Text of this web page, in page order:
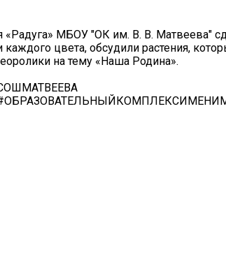
«Радуга» МБОУ "ОК им. В. В. Матвеева"
каждого цвета, обсудили растения,
на тему «Наша Родина».